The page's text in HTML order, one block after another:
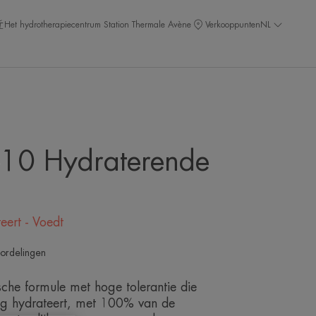
Het hydrotherapiecentrum Station Thermale Avène Verkooppunten NL
10 Hydraterende
- Voedt
formule met hoge tolerantie die
hydrateert, met 100% van de